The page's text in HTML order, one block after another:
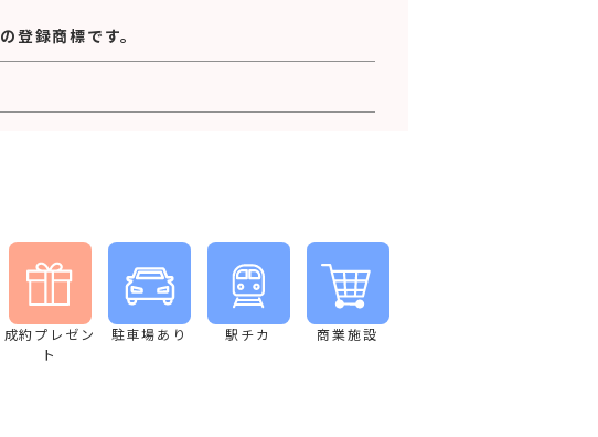
登録商標です。
成約プレゼン
ト
駐車場あり 駅チカ 商業施設